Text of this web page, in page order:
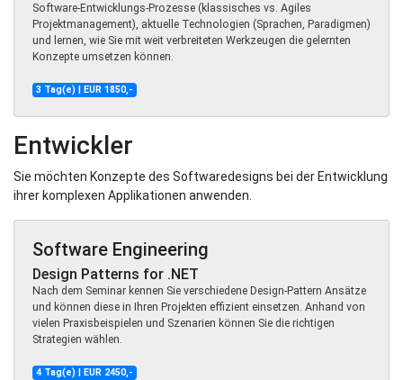
Software-Entwicklungs-Prozesse (klassisches vs. Agiles
Projektmanagement), aktuelle Technologien (Sprachen, Paradigmen)
und lernen, wie Sie mit weit verbreiteten Werkzeugen die gelernten
Konzepte umsetzen können.
3 Tag(e) | EUR 1850,-
Entwickler
Sie möchten Konzepte des Softwaredesigns bei der Entwicklung
ihrer komplexen Applikationen anwenden.
Software Engineering
Design Patterns for .NET
Nach dem Seminar kennen Sie verschiedene Design-Pattern Ansätze
und können diese in Ihren Projekten effizient einsetzen. Anhand von
vielen Praxisbeispielen und Szenarien können Sie die richtigen
Strategien wählen.
4 Tag(e) | EUR 2450,-